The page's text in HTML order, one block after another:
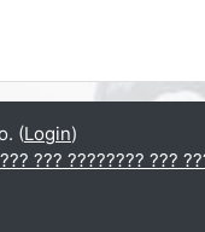
(Login)
??? ???????? ???